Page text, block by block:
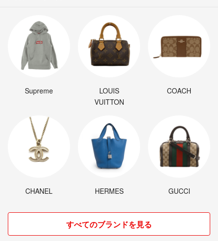
Supreme
LOUIS
VUITTON
COACH
CHANEL HERMES GUCCI
すべてのブランドを見る